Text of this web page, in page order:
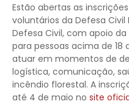
Estão abertas as
voluntários da Defesa Civil
Defesa Civil, com apoio
para pessoas acima de
atuar em momentos de
logística, comunicação,
incêndio florestal. A
até 4 de maio no site